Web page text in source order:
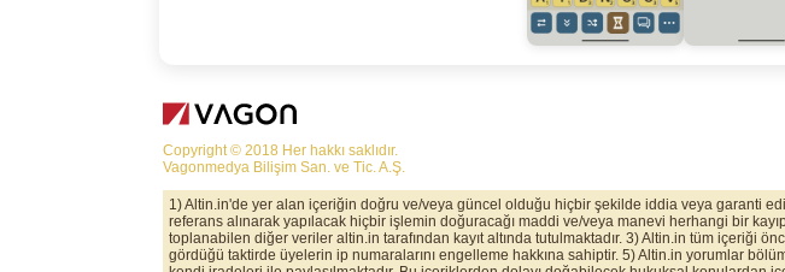
Copyright © 2018 Her hakkı saklıdır.
Vagonmedya Bilişim San. ve Tic. A.Ş.
1) Altin.in'de yer alan içeriğin doğru ve/veya güncel olduğu hiçbir şekilde iddia veya garanti
referans alınarak yapılacak hiçbir işlemin doğuracağı maddi ve/veya manevi herhangi bir
toplanabilen diğer veriler altin.in tarafından kayıt altında tutulmaktadır. 3) Altin.in tüm içeriği
gördüğü taktirde üyelerin ip numaralarını engelleme hakkına sahiptir. 5) Altin.in yorumlar